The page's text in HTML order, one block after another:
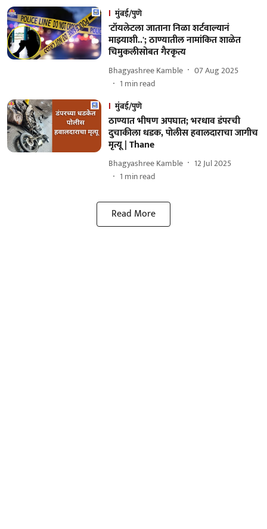
मुंबई/पुणे
'टॉयलेटला जाताना निळा शर्टवाल्यानं
माझ्याशी..'; ठाण्यातील नामांकित शाळेत
चिमुकलीसोबत गैरकृत्य
Bhagyashree Kamble
07 Aug 2025
1 min read
मुंबई/पुणे
ठाण्यात भीषण अपघात; भरधाव डंपरची
दुचाकीला धडक, पोलीस हवालदाराचा जागीच
मृत्यू | Thane
Bhagyashree Kamble
12 Jul 2025
1 min read
Read More